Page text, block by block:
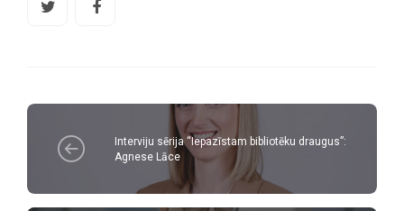
Interviju sērija “Iepazīstam bibliotēku draugus”:
Agnese Lāce